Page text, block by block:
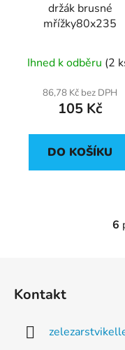
držák brusné
mřížky80x235
Ihned k odběru (2
86,78 Kč bez DPH
105 Kč
DO KOŠÍKU
6
Kontakt